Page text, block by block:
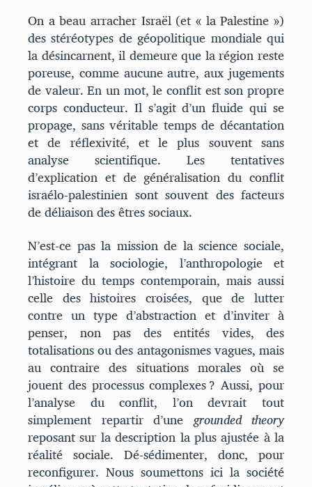
On a beau arracher Israël (et « la Palestine »)
des stéréotypes de géopolitique mondiale qui
la désincarnent, il demeure que la région reste
poreuse, comme aucune autre, aux jugements
de valeur. En un mot, le conflit est son propre
corps conducteur. Il s’agit d’un fluide qui se
propage, sans véritable temps de décantation
et de réflexivité, et le plus souvent sans
analyse scientifique. Les tentatives
d’explication et de généralisation du conflit
israélo-palestinien sont souvent des facteurs
de déliaison des êtres sociaux.
N’est-ce pas la mission de la science sociale,
intégrant la sociologie, l’anthropologie et
l’histoire du temps contemporain, mais aussi
celle des histoires croisées, que de lutter
contre un type d’abstraction et d’inviter à
penser, non pas des entités vides, des
totalisations ou des antagonismes vagues, mais
au contraire des situations morales où se
jouent des processus complexes ? Aussi, pour
l’analyse du conflit, l’on devrait tout
simplement repartir d’unegrounded theory
reposant sur la description la plus ajustée à la
réalité sociale. Dé-sédimenter, donc, pour
reconfigurer. Nous soumettons ici la société